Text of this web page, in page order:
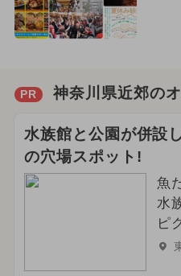
PR 神奈川県近郊の
水族館と公園が併設
の穴場スポット!
魚
水
ピ